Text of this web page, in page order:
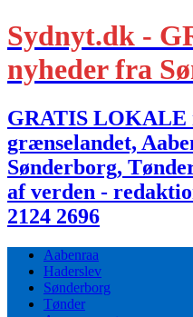
Sydnyt.dk -
nyheder fra
GRATIS LOKALE
grænselandet,
Sønderborg,
af verden -
2124 2696
Aabenraa
Haderslev
Sønderborg
Tønder